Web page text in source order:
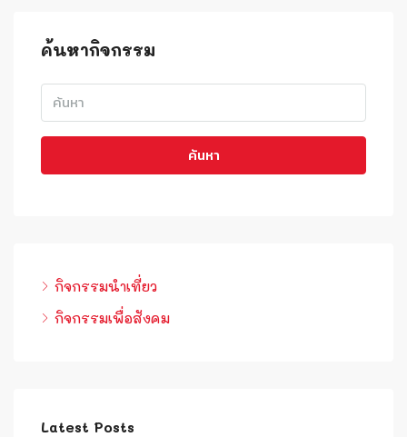
ค้นหากิจกรรม
ค้นหา
กิจกรรมนำเที่ยว
กิจกรรมเพื่อสังคม
Latest Posts